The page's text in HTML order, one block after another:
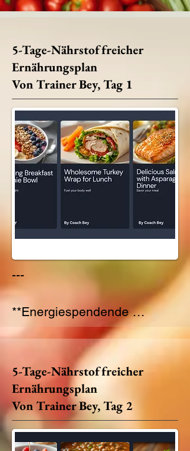
5-Tage-Nährstoffreicher
Ernährungsplan
Von Trainer Bey, Tag 1
---
**Energiespendende
Frühstücks-Smoothie-Bowl**
- 1 Banane
- ½ Tasse Blaubeeren
- ½ Tasse Erdbeeren
- ½ Tasse griechischer
Joghurt
5-Tage-Nährstoffreicher
Ernährungsplan
Von Trainer Bey, Tag 2